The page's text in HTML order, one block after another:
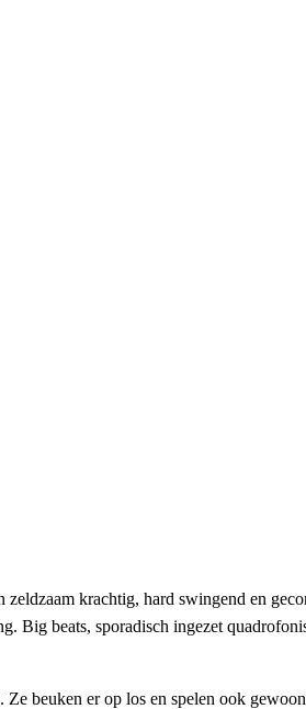
krachtig, hard swingend en
Big beats, sporadisch ingezet
beuken er op los en spelen ook